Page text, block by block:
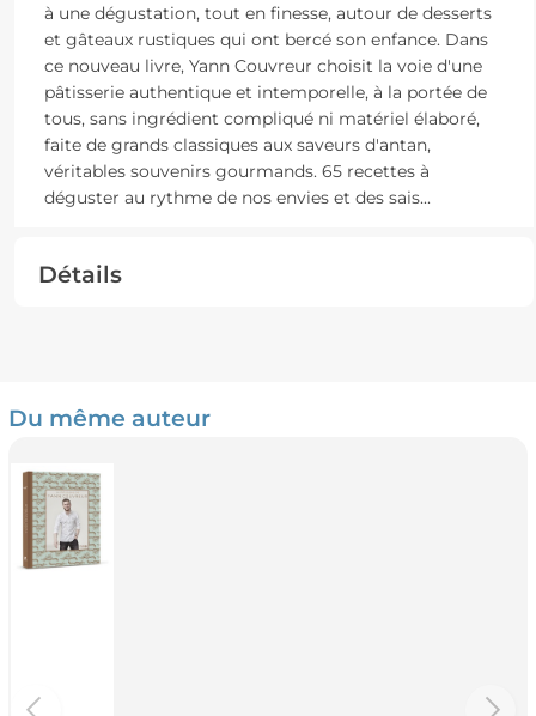
à une dégustation, tout en finesse, autour de desserts
et gâteaux rustiques qui ont bercé son enfance. Dans
ce nouveau livre, Yann Couvreur choisit la voie d'une
pâtisserie authentique et intemporelle, à la portée de
tous, sans ingrédient compliqué ni matériel élaboré,
faite de grands classiques aux saveurs d'antan,
véritables souvenirs gourmands. 65 recettes à
déguster au rythme de nos envies et des sais...
Détails
Du même auteur